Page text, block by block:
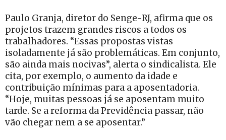
Paulo Granja, diretor do Senge-RJ, afirma que os
projetos trazem grandes riscos a todos os
trabalhadores. “Essas propostas vistas
isoladamente já são problemáticas. Em conjunto,
são ainda mais nocivas”, alerta o sindicalista. Ele
cita, por exemplo, o aumento da idade e
contribuição mínimas para a aposentadoria.
“Hoje, muitas pessoas já se aposentam muito
tarde. Se a reforma da Previdência passar, não
vão chegar nem a se aposentar.”